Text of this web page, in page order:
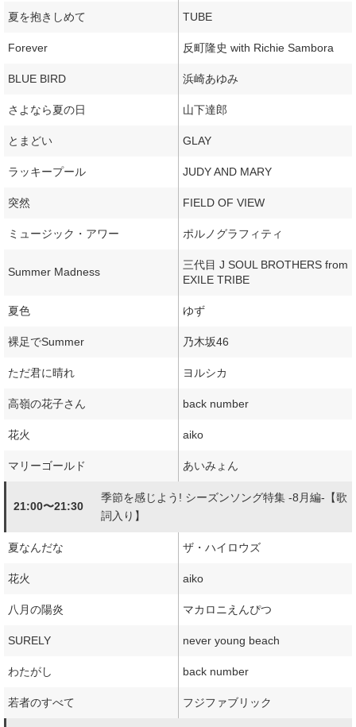
夏を抱きしめて TUBE
Forever 反町隆史 with Richie Sambora
BLUE BIRD 浜崎あゆみ
さよなら夏の日 山下達郎
とまどい GLAY
ラッキープール JUDY AND MARY
突然 FIELD OF VIEW
ミュージック・アワー ポルノグラフィティ
Summer Madness
三代目 J SOUL BROTHERS from
EXILE TRIBE
夏色 ゆず
裸足でSummer 乃木坂46
ただ君に晴れ ヨルシカ
高嶺の花子さん back number
花火 aiko
マリーゴールド あいみょん
21:00〜21:30
季節を感じよう! シーズンソング特集 -8月編-【歌
詞入り】
夏なんだな ザ・ハイロウズ
花火 aiko
八月の陽炎 マカロニえんぴつ
SURELY never young beach
わたがし back number
若者のすべて フジファブリック